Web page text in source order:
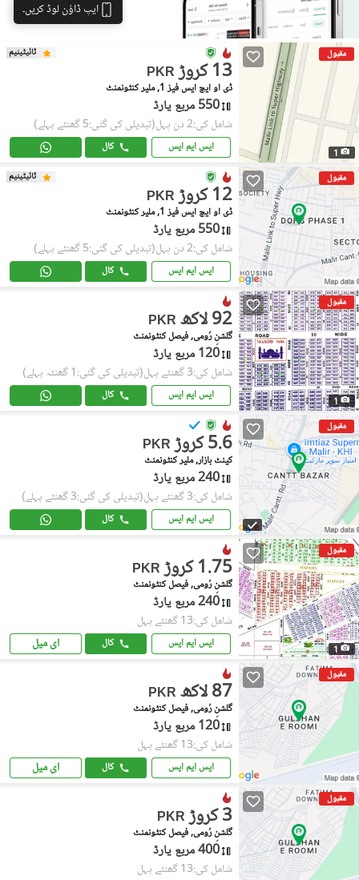
ایپ ڈاؤن لوڈ کریں۔
مقبول
1
ٹائیٹینیم
PKR 13 کروڑ
ڈی او ایچ ایس فیز 1, ملیر کنٹونمنٹ
550 مربع یارڈ
شامل کی:2 دن پہل (تبدیلی کی گئی:5 گھنٹے پہلے)
ایس ایم ایس کال
مقبول ٹائیٹینیم
PKR 12 کروڑ
ڈی او ایچ ایس فیز 1, ملیر کنٹونمنٹ
550 مربع یارڈ
شامل کی:2 دن پہل (تبدیلی کی گئی:5 گھنٹے پہلے)
ایس ایم ایس کال
مقبول
1
PKR 92 لاکھ
گلشنِ رُومی, فیصل کنٹونمنٹ
120 مربع یارڈ
شامل کی:3 گھنٹے پہل (تبدیلی کی گئی:1 گھنٹہ پہلے)
ایس ایم ایس کال
مقبول
PKR 5.6 کروڑ
کینٹ بازار, ملیر کنٹونمنٹ
240 مربع یارڈ
شامل کی:3 گھنٹے پہل (تبدیلی کی گئی:3 گھنٹے پہلے)
ایس ایم ایس کال
مقبول
1
PKR 1.75 کروڑ
گلشنِ رُومی, فیصل کنٹونمنٹ
240 مربع یارڈ
شامل کی:13 گھنٹے پہل
ایس ایم ایس کال ای میل
مقبول
PKR 87 لاکھ
گلشنِ رُومی, فیصل کنٹونمنٹ
120 مربع یارڈ
شامل کی:13 گھنٹے پہل
ایس ایم ایس کال ای میل
مقبول
PKR 3 کروڑ
گلشنِ رُومی, فیصل کنٹونمنٹ
400 مربع یارڈ
شامل کی:13 گھنٹے پہل